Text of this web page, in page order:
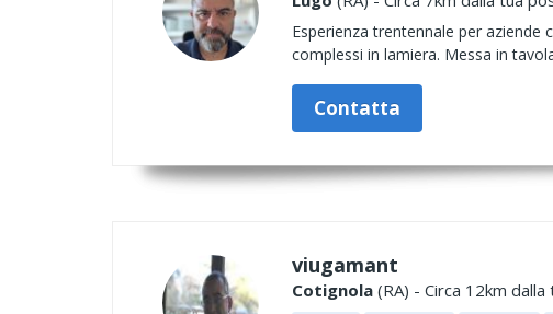
Esperienza trentennale per
complessi in lamiera. Messa in
Contatta
viugamant
Cotignola (RA) - Circa 12km